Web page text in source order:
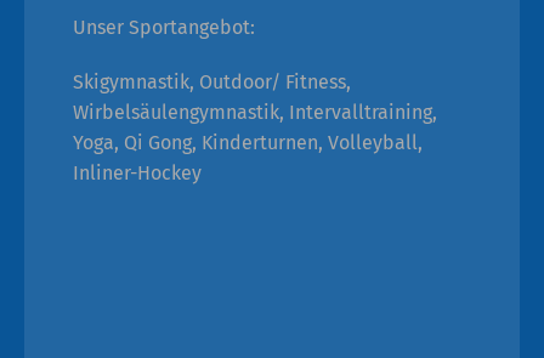
Unser Sportangebot:
Skigymnastik, Outdoor/ Fitness,
Wirbelsäulengymnastik, Intervalltraining,
Yoga, Qi Gong, Kinderturnen, Volleyball,
Inliner-Hockey